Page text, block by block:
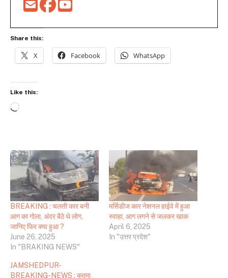
Share this:
X Facebook WhatsApp
Like this:
Loading…
BREAKING : चलती कार बनी
आग का गोला, अंदर बैठे थे लोग,
जानिए फिर क्या हुआ ?
June 26, 2025
In "BRAKING NEWS"
मर्सिडीज कार नेशनल हाईवे में हुआ
स्वाहा, आग लगने से जलकर खाक
April 6, 2025
In "उत्तर प्रदेश"
JAMSHEDPUR-
BREAKING-NEWS : कदमा